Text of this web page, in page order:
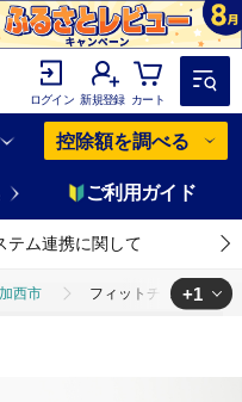
ログイン 新規登録 カート
控除額を調べる
ご利用ガイド
テム連携に関して
加西市 フィットチェア+1